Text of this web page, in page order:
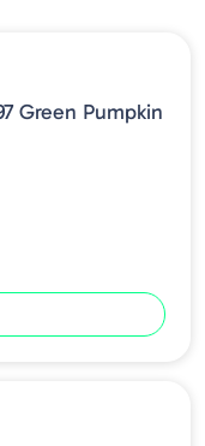
Green Pumpkin